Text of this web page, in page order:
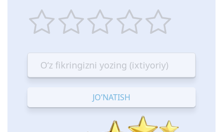
star
Terrible
stars
—
Bad
stars
—
OK
stars
—
Good
stars
—
Excellent